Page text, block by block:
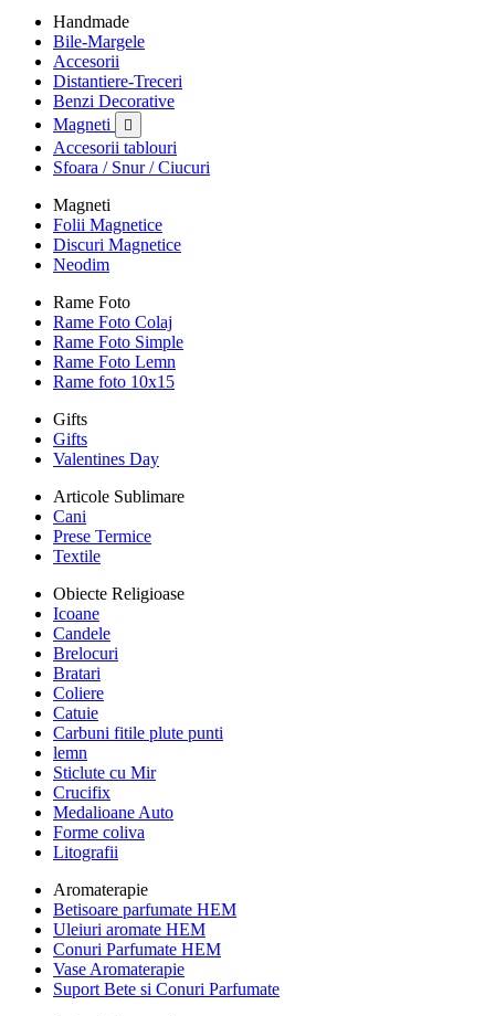
Handmade
Bile-Margele
Accesorii
Distantiere-Treceri
Benzi Decorative
Magneti

Accesorii tablouri
Sfoara / Snur / Ciucuri
Magneti
Folii Magnetice
Discuri Magnetice
Neodim
Rame Foto
Rame Foto Colaj
Rame Foto Simple
Rame Foto Lemn
Rame foto 10x15
Gifts
Gifts
Valentines Day
Articole Sublimare
Cani
Prese Termice
Textile
Obiecte Religioase
Icoane
Candele
Brelocuri
Bratari
Coliere
Catuie
Carbuni fitile plute punti
lemn
Sticlute cu Mir
Crucifix
Medalioane Auto
Forme coliva
Litografii
Aromaterapie
Betisoare parfumate HEM
Uleiuri aromate HEM
Conuri Parfumate HEM
Vase Aromaterapie
Suport Bete si Conuri Parfumate